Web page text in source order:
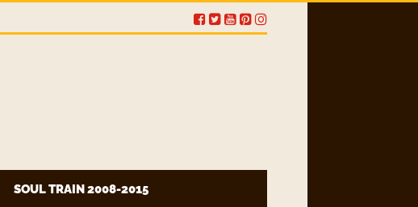
SOUL TRAIN 2008-2015